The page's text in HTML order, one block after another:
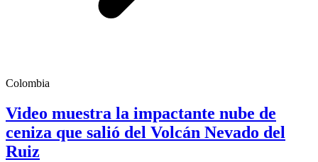
Colombia
Video muestra la impactante nube de
ceniza que salió del Volcán Nevado del
Ruiz